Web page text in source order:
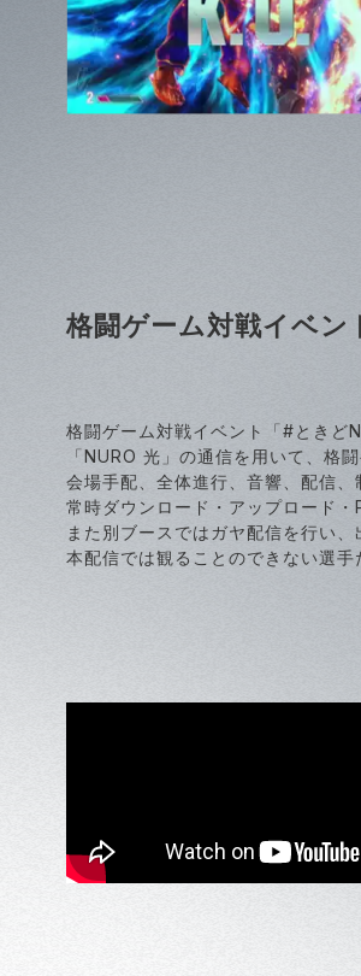
格闘ゲーム対戦イベン
格闘ゲーム対戦イベント「#ときど
「NURO 光」の通信を用いて、格
会場手配、全体進行、音響、配信、
常時ダウンロード・アップロード
また別ブースではガヤ配信を行い
本配信では観ることのできない選